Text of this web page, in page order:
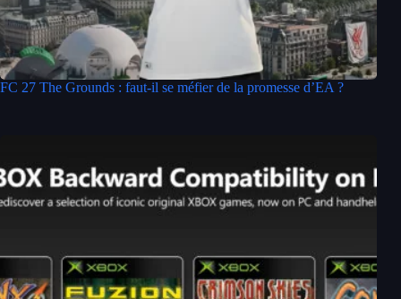
FC 27 The Grounds : faut-il se méfier de la promesse d’EA ?